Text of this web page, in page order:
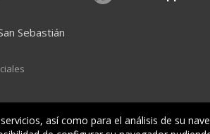
Sebastián
así como para el análisis de su